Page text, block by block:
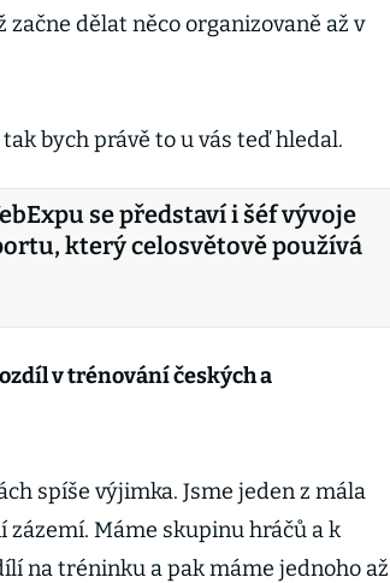
dělat něco organizovaně až v
bych právě to u vás teď hledal.
se představí i šéf vývoje
který celosvětově používá
v trénování českých a
spíše výjimka. Jsme jeden z mála
Máme skupinu hráčů a k
na tréninku a pak máme jednoho až